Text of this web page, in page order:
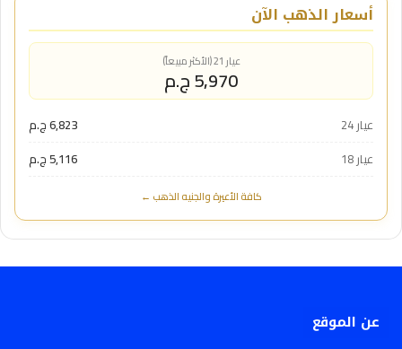
أسعار الذهب الآن
عيار 21 (الأكثر مبيعاً)
5,970 ج.م
عيار 24
6,823 ج.م
عيار 18
5,116 ج.م
كافة الأعيرة والجنيه الذهب ←
عن الموقع